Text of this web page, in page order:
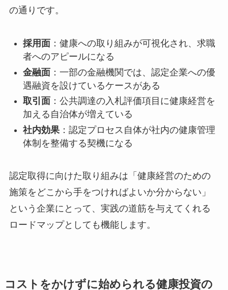
の通りです。
採用面 ：健康への取り組みが可視化され、求職
者へのアピールになる
金融面：一部の金融機関では、認定企業への優
遇融資を設けているケースがある
取引面 ：公共調達の入札評価項目に健康経営を
加える自治体が増えている
社内効果：認定プロセス自体が社内の健康管理
体制を整備する契機になる
認定取得に向けた取り組みは「健康経営のための
施策をどこから手をつければよいか分からない」
という企業にとって、実践の道筋を与えてくれる
ロードマップとしても機能します。
コストをかけずに始められる健康投資の